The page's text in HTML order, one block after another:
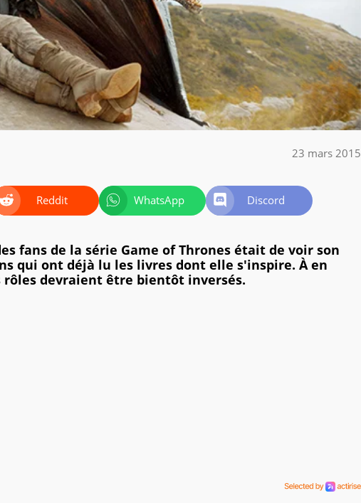
23 mars 2015
Reddit WhatsApp Discord
fans de la série Game of Thrones était de voir son
qui ont déjà lu les livres dont elle s'inspire. À en
rôles devraient être bientôt inversés.